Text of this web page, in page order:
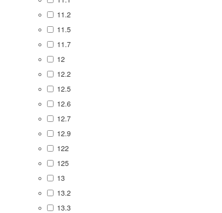
11.2
11.5
11.7
12
12.2
12.5
12.6
12.7
12.9
122
125
13
13.2
13.3